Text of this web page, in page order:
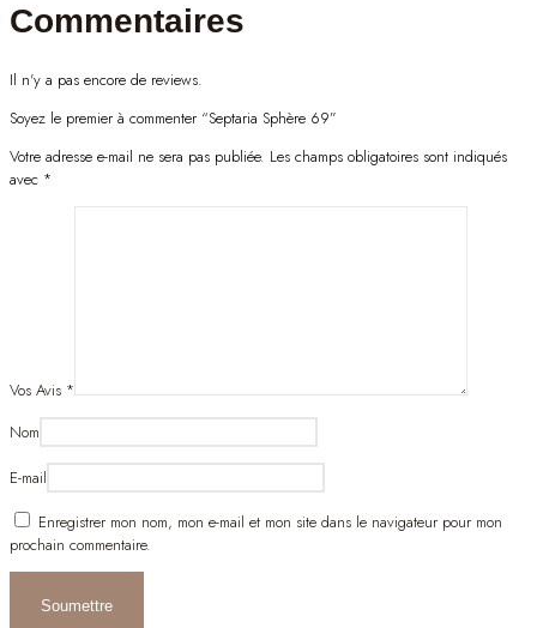
Commentaires
Il n'y a pas encore de reviews.
Soyez le premier à commenter “Septaria Sphère 69”
Votre adresse e-mail ne sera pas publiée. Les champs obligatoires sont indiqués
avec *
Vos Avis *
Nom
E-mail
Enregistrer mon nom, mon e-mail et mon site dans le navigateur pour mon
prochain commentaire.